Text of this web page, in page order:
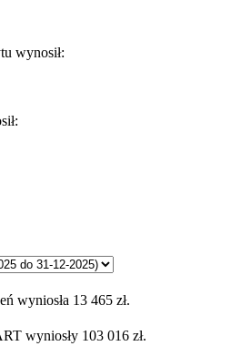
wynosił:
wyniosła 13 465 zł.
wyniosły 103 016 zł.